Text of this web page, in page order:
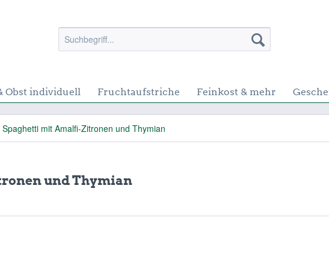
Obst individuell Fruchtaufstriche Feinkost & mehr
Spaghetti mit Amalfi-Zitronen und Thymian
und Thymian